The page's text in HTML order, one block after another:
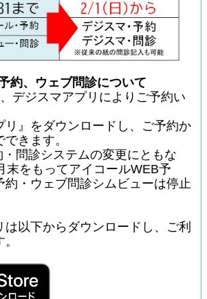
約、ウェブ問診について
デジスマアプリによりご予約い
リ』をダウンロードし、ご予約か
きます。
・問診システムの変更にともな
末をもってアイコールWEB予
約・ウェブ問診シムビューは停止
は以下からダウンロードし、ご利